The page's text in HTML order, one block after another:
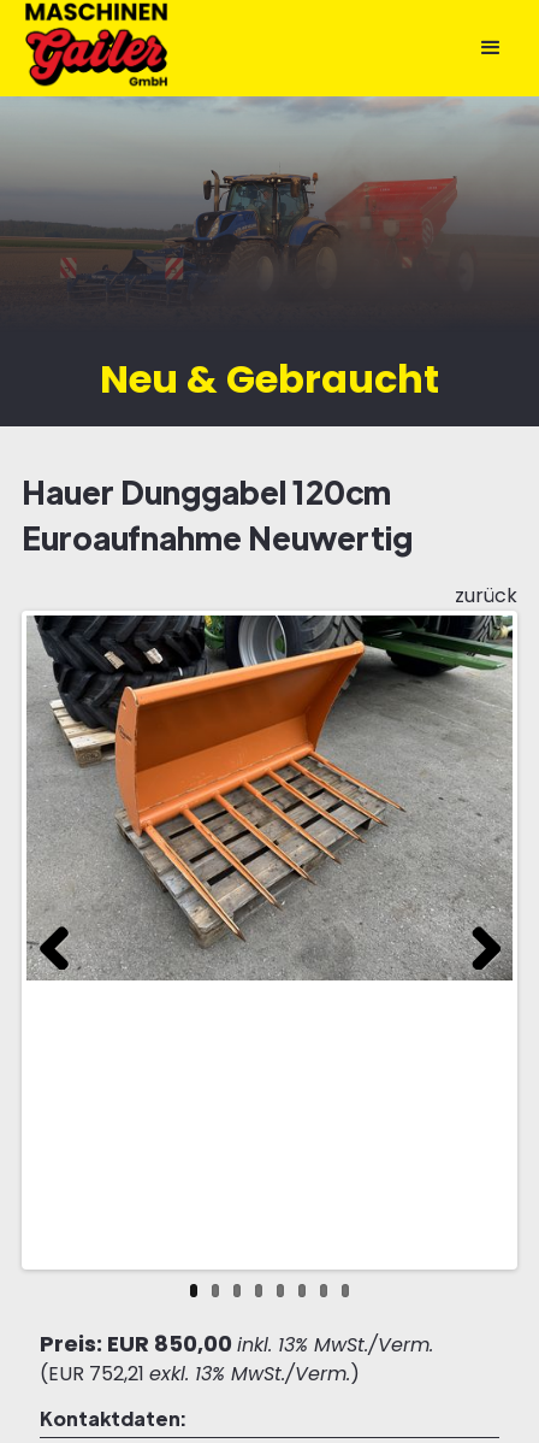
Neu & Gebraucht
Hauer Dunggabel 120cm
Euroaufnahme Neuwertig
zurück
Preis: EUR 850,00 inkl. 13% MwSt./Verm.
(EUR 752,21 exkl. 13% MwSt./Verm.)
Kontaktdaten: